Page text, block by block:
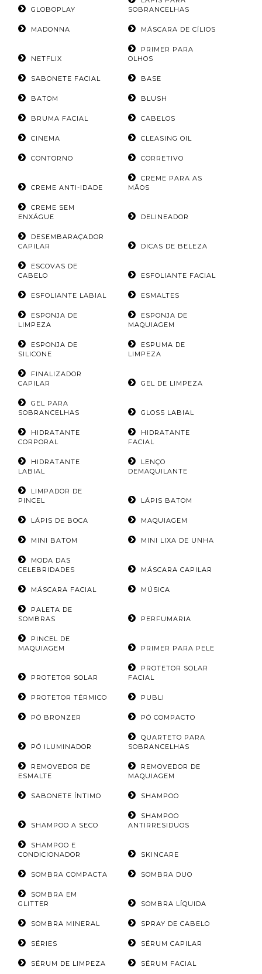
GLOBOPLAY
SOBRANCELHAS
MADONNA MÁSCARA DE CÍLIOS
NETFLIX
PRIMER PARA
OLHOS
SABONETE FACIAL BASE
BATOM BLUSH
BRUMA FACIAL CABELOS
CINEMA CLEASING OIL
CONTORNO CORRETIVO
CREME ANTI-IDADE
CREME PARA AS
MÃOS
CREME SEM
ENXÁGUE
DELINEADOR
DESEMBARAÇADOR
CAPILAR
DICAS DE BELEZA
ESCOVAS DE
CABELO
ESFOLIANTE FACIAL
ESFOLIANTE LABIAL ESMALTES
ESPONJA DE
LIMPEZA
ESPONJA DE
MAQUIAGEM
ESPONJA DE
SILICONE
ESPUMA DE
LIMPEZA
FINALIZADOR
CAPILAR
GEL DE LIMPEZA
GEL PARA
SOBRANCELHAS
GLOSS LABIAL
HIDRATANTE
CORPORAL
HIDRATANTE
FACIAL
HIDRATANTE
LABIAL
LENÇO
DEMAQUILANTE
LIMPADOR DE
PINCEL
LÁPIS BATOM
LÁPIS DE BOCA MAQUIAGEM
MINI BATOM MINI LIXA DE UNHA
MODA DAS
CELEBRIDADES
MÁSCARA CAPILAR
MÁSCARA FACIAL MÚSICA
PALETA DE
SOMBRAS
PERFUMARIA
PINCEL DE
MAQUIAGEM
PRIMER PARA PELE
PROTETOR SOLAR
PROTETOR SOLAR
FACIAL
PROTETOR TÉRMICO PUBLI
PÓ BRONZER PÓ COMPACTO
PÓ ILUMINADOR
QUARTETO PARA
SOBRANCELHAS
REMOVEDOR DE
ESMALTE
REMOVEDOR DE
MAQUIAGEM
SABONETE ÍNTIMO SHAMPOO
SHAMPOO A SECO
SHAMPOO
ANTIRRESIDUOS
SHAMPOO E
CONDICIONADOR
SKINCARE
SOMBRA COMPACTA SOMBRA DUO
SOMBRA EM
GLITTER
SOMBRA LÍQUIDA
SOMBRA MINERAL SPRAY DE CABELO
SÉRIES SÉRUM CAPILAR
SÉRUM DE LIMPEZA SÉRUM FACIAL